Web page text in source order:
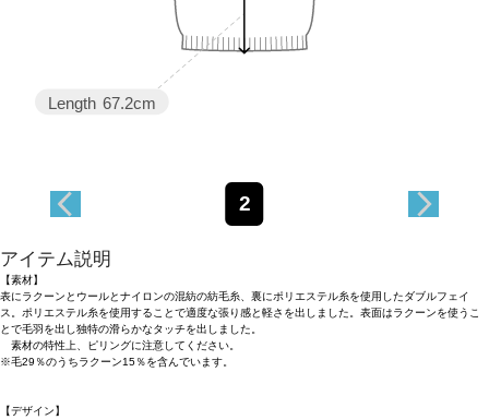
Length 67.2cm
2
アイテム説明
【素材】
表にラクーンとウールとナイロンの混紡の紡毛糸、裏にポリエステル糸を使用したダブルフェイ
ス。ポリエステル糸を使用することで適度な張り感と軽さを出しました。表面はラクーンを使うこ
とで毛羽を出し独特の滑らかなタッチを出しました。
素材の特性上、ピリングに注意してください。
※毛29％のうちラクーン15％を含んでいます。
【デザイン】